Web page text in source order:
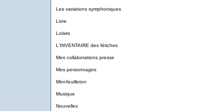
Les variations symphoniques
Livre
Loisirs
L'INVENTAIRE des fétiches
Mes collaborations presse
Mes personnages
Mini-feuilleton
Musique
Nouvelles